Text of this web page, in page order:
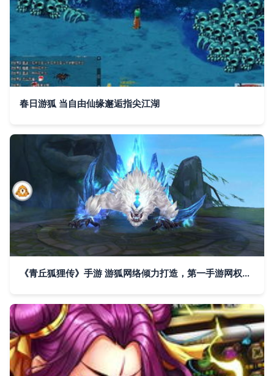
春日游狐 当自由仙缘邂逅指尖江湖
《青丘狐狸传》手游 游狐网络倾力打造，第一手游网权威下载指南